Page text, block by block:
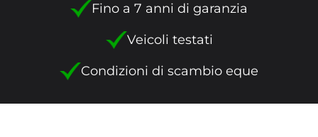
Fino a 7 anni di garanzia
Veicoli testati
Condizioni di scambio eque